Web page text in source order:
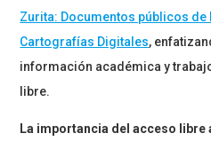
Zurita: Documentos públicos de
Cartografías Digitales,
información académica y
libre.
La importancia del acceso libre